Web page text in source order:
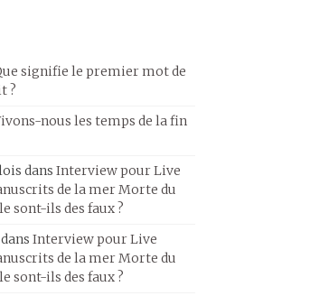
signifie le premier mot de
?
nous les temps de la fin
dans Interview pour Live
de la mer Morte du
sont-ils des faux ?
dans Interview pour Live
de la mer Morte du
sont-ils des faux ?